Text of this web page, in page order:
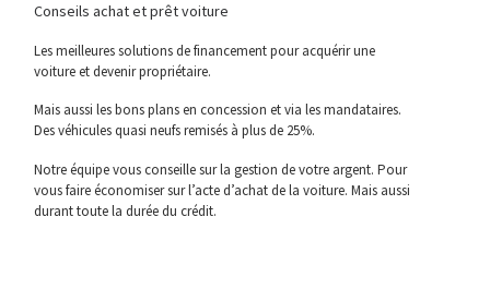
Conseils achat et prêt voiture
Les meilleures solutions de financement pour acquérir une
voiture et devenir propriétaire.
Mais aussi les bons plans en concession et via les mandataires.
Des véhicules quasi neufs remisés à plus de 25%.
Notre équipe vous conseille sur la gestion de votre argent. Pour
vous faire économiser sur l’acte d’achat de la voiture. Mais aussi
durant toute la durée du crédit.